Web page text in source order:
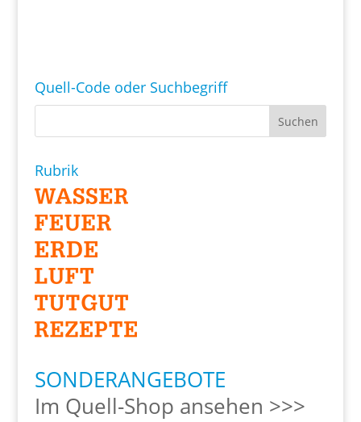
Quell-Code oder Suchbegriff
Rubrik
SONDERANGEBOTE
Im Quell-Shop ansehen >>>